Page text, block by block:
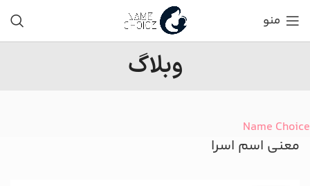
منو
وبلاگ
Name Choice
معنی اسم اسرا